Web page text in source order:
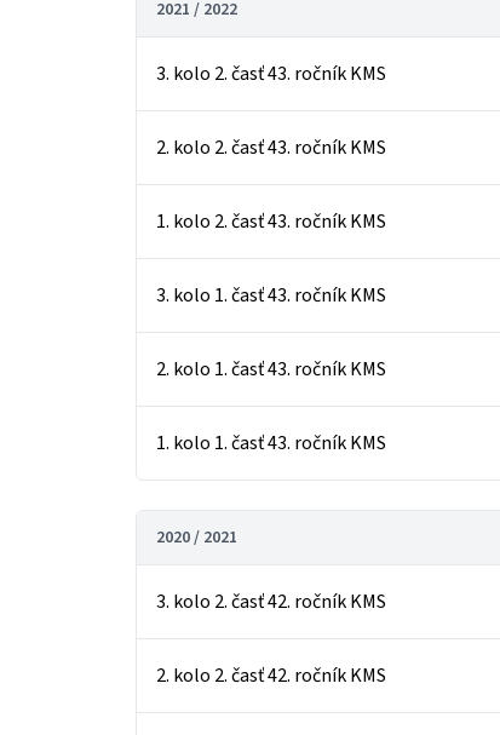
2021 / 2022
3. kolo 2. časť 43. ročník KMS
2. kolo 2. časť 43. ročník KMS
1. kolo 2. časť 43. ročník KMS
3. kolo 1. časť 43. ročník KMS
2. kolo 1. časť 43. ročník KMS
1. kolo 1. časť 43. ročník KMS
2020 / 2021
3. kolo 2. časť 42. ročník KMS
2. kolo 2. časť 42. ročník KMS